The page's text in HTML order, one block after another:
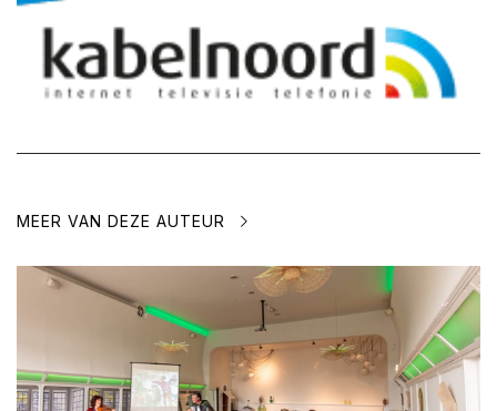
MEER VAN DEZE AUTEUR